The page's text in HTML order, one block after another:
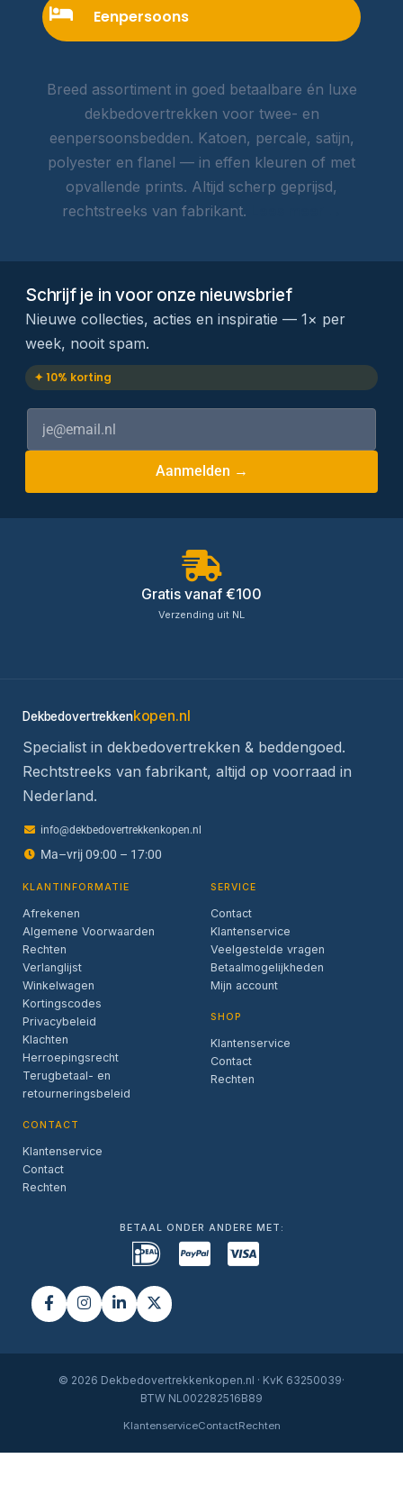
Eenpersoons
Breed assortiment in goed betaalbare én luxe
dekbedovertrekken voor twee- en
eenpersoonsbedden. Katoen, percale, satijn,
polyester en flanel — in effen kleuren of met
opvallende prints. Altijd scherp geprijsd,
rechtstreeks van fabrikant.
Schrijf je in voor onze nieuwsbrief
Nieuwe collecties, acties en inspiratie — 1× per
week, nooit spam.
✦ 10% korting
Aanmelden →
Gratis vanaf €100
Verzending uit NL
Dekbedovertrekkenkopen.nl
Specialist in dekbedovertrekken & beddengoed.
Rechtstreeks van fabrikant, altijd op voorraad in
Nederland.
info@dekbedovertrekkenkopen.nl
Ma–vrij 09:00 – 17:00
KLANTINFORMATIE
Afrekenen
Algemene Voorwaarden
Rechten
Verlanglijst
Winkelwagen
Kortingscodes
Privacybeleid
Klachten
Herroepingsrecht
Terugbetaal- en
retourneringsbeleid
CONTACT
Klantenservice
Contact
Rechten
SERVICE
Contact
Klantenservice
Veelgestelde vragen
Betaalmogelijkheden
Mijn account
SHOP
Klantenservice
Contact
Rechten
BETAAL ONDER ANDERE MET:
© 2026 Dekbedovertrekkenkopen.nl · KvK 63250039·
BTW NL002282516B89
KlantenserviceContactRechten